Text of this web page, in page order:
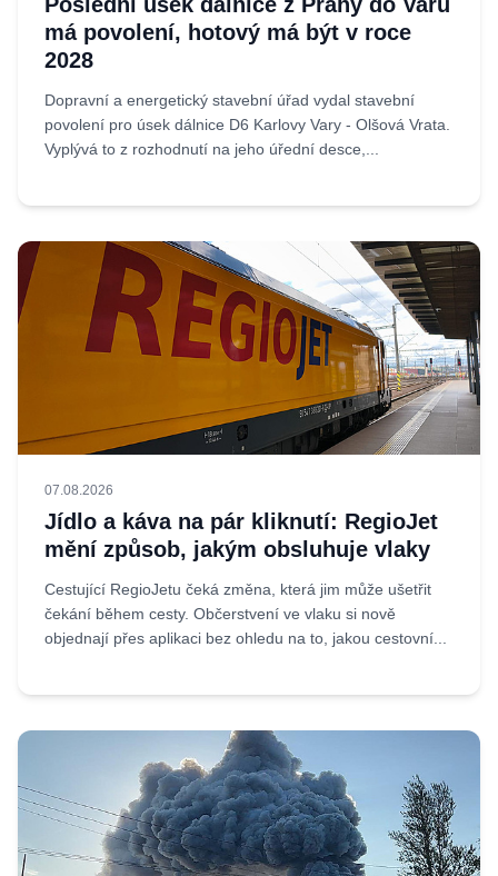
má povolení, hotový má být v roce
2028
Dopravní a energetický stavební úřad vydal stavební
povolení pro úsek dálnice D6 Karlovy Vary - Olšová Vrata.
Vyplývá to z rozhodnutí na jeho úřední desce,...
07.08.2026
Jídlo a káva na pár kliknutí: RegioJet
mění způsob, jakým obsluhuje vlaky
Cestující RegioJetu čeká změna, která jim může ušetřit
čekání během cesty. Občerstvení ve vlaku si nově
objednají přes aplikaci bez ohledu na to, jakou cestovní...